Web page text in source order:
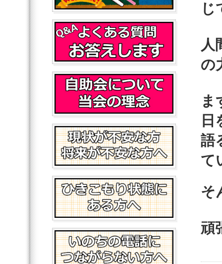
じ
人
の
ま
日
語
て
そ
頑